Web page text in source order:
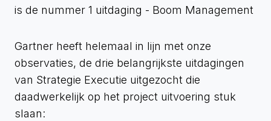
is de nummer 1 uitdaging - Boom Management
​Gartner heeft helemaal in lijn met onze
observaties, de drie belangrijkste uitdagingen
van Strategie Executie uitgezocht die
daadwerkelijk op het project uitvoering stuk
slaan: